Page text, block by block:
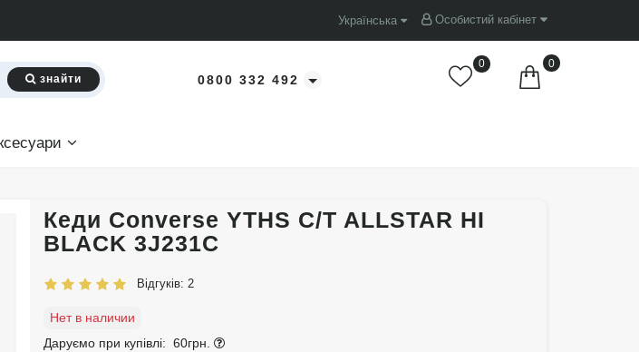
Особистий кабінет
Українська
знайти 0800 332 492
0
0
Кеди Converse YTHS C/T ALLSTAR HI
BLACK 3J231C
Відгуків: 2
Нет в наличии
Даруємо при купівлі: 60грн.